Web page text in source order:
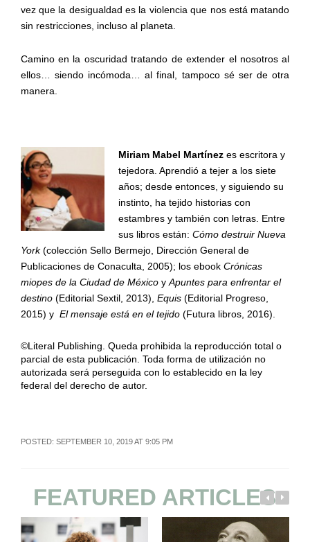
vez que la desigualdad es la violencia que nos está matando
sin restricciones, incluso al planeta.
Camino en la oscuridad tratando de extender el nosotros al
ellos… siendo incómoda… al final, tampoco sé ser de otra
manera.
Miriam Mabel Martínez es escritora y
tejedora. Aprendió a tejer a los siete
años; desde entonces, y siguiendo su
instinto, ha tejido historias con
estambres y también con letras. Entre
sus libros están: Cómo destruir Nueva
York(colección Sello Bermejo, Dirección General de
Publicaciones de Conaculta, 2005); los ebook Crónicas
miopes de la Ciudad de México y Apuntes para enfrentar el
destino (Editorial Sextil, 2013), Equis (Editorial Progreso,
2015) y El mensaje está en el tejido (Futura libros, 2016).
©Literal Publishing. Queda prohibida la reproducción total o
parcial de esta publicación. Toda forma de utilización no
autorizada será perseguida con lo establecido en la ley
federal del derecho de autor.
POSTED: SEPTEMBER 10, 2019 AT 9:05 PM
FEATURED ARTICLES